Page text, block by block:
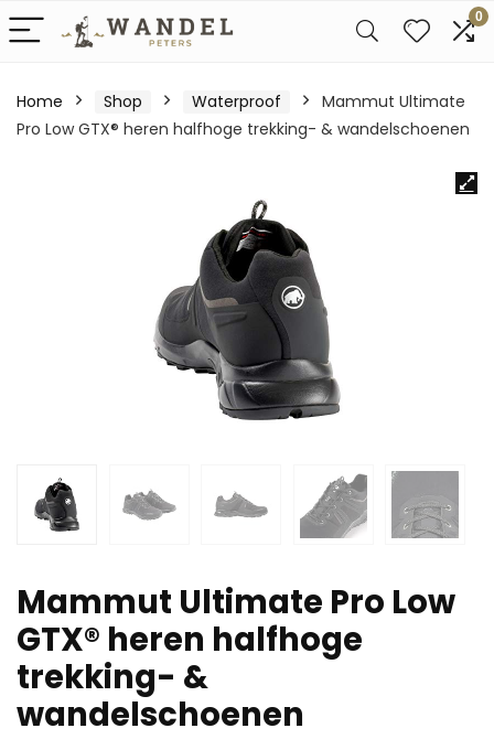
0
Home Shop Waterproof
Mammut Ultimate
Pro Low GTX® heren halfhoge trekking- & wandelschoenen
Mammut Ultimate Pro Low
GTX® heren halfhoge
trekking- &
wandelschoenen